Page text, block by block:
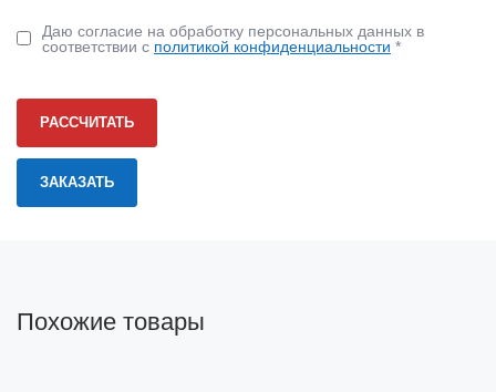
Даю согласие на обработку персональных данных в
соответствии с политикой конфиденциальности *
РАССЧИТАТЬ
Похожие товары